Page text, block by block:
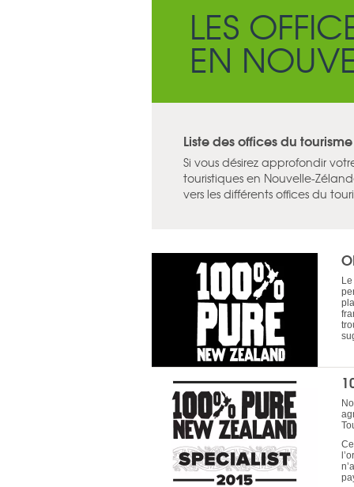
LES
EN
Liste des offices du
Si vous désirez approfondir
touristiques en Nouvelle-
vers les différents offices du